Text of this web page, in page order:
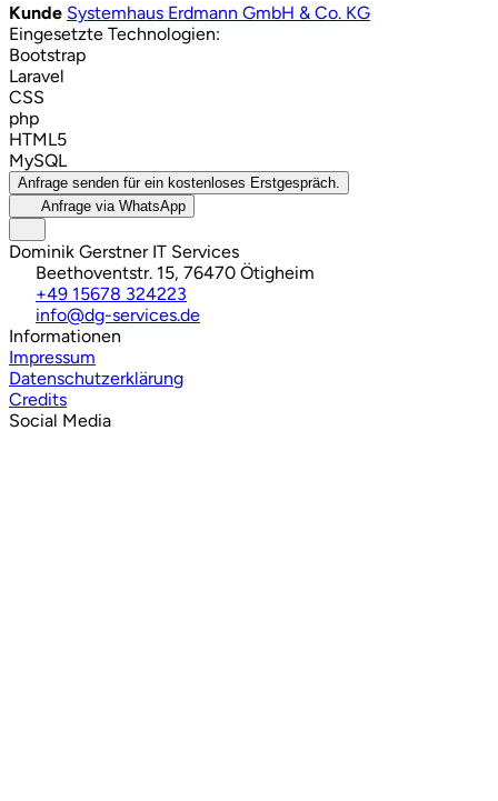
Kunde Systemhaus Erdmann GmbH & Co. KG
Eingesetzte Technologien:
Bootstrap
Laravel
CSS
php
HTML5
MySQL
Anfrage senden für ein kostenloses Erstgespräch.
Anfrage via WhatsApp
Dominik Gerstner IT Services
Beethoventstr. 15, 76470 Ötigheim
+49 15678 324223
info@dg-services.de
Informationen
Impressum
Datenschutzerklärung
Credits
Social Media